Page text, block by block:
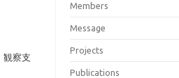
観察支
Members
Message
Projects
Publications